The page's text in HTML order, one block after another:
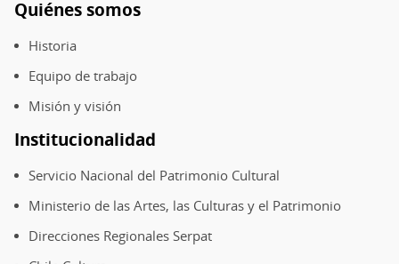
Pie
de
página
Quiénes somos
Historia
Equipo de trabajo
Misión y visión
Institucionalidad
Servicio Nacional del Patrimonio Cultural
Ministerio de las Artes, las Culturas y el Patrimonio
Direcciones Regionales Serpat